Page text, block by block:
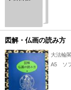
図解・仏画の読み方
大法輪
A5 ソ